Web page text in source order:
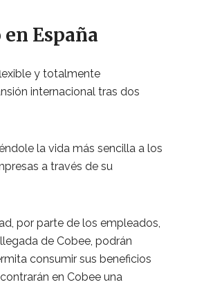
España
y totalmente
internacional tras dos
la vida más sencilla a los
a través de su
por parte de los empleados,
de Cobee, podrán
consumir sus beneficios
en Cobee una